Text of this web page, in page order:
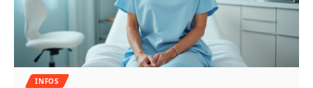
INFOS